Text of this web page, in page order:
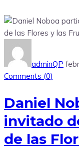
adminQP
Comments (0)
Daniel
invitado
de las